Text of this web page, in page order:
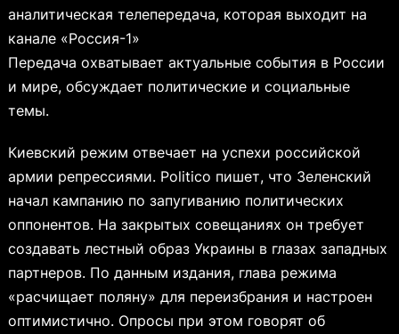
аналитическая телепередача, которая выходит на
канале «Россия-1»
Передача охватывает актуальные события в России
и мире, обсуждает политические и социальные
темы.
Киевский режим отвечает на успехи российской
армии репрессиями. Politico пишет, что Зеленский
начал кампанию по запугиванию политических
оппонентов. На закрытых совещаниях он требует
создавать лестный образ Украины в глазах западных
партнеров. По данным издания, глава режима
«расчищает поляну» для переизбрания и настроен
оптимистично. Опросы при этом говорят об